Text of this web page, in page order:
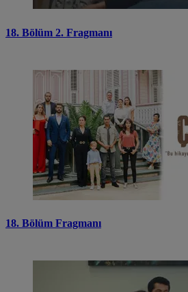
18. Bölüm 2. Fragmanı
18. Bölüm Fragmanı